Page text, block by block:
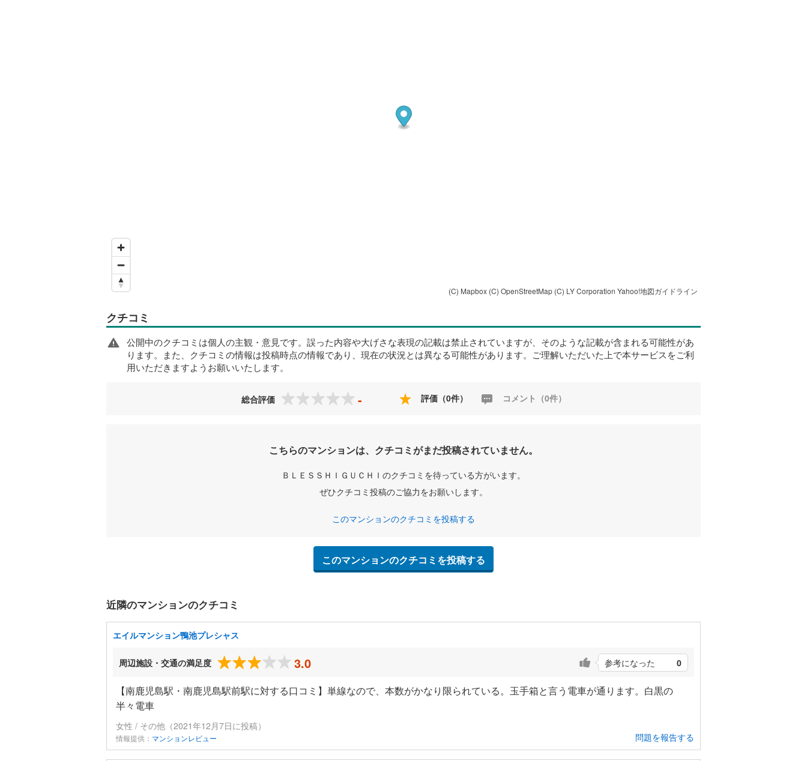
(C) Mapbox (C) OpenStreetMap (C) LY Corporation Yahoo!地図ガイドライン
クチコミ
公開中のクチコミは個人の主観・意見です。誤った内容や大げさな表現の記載は禁止されていますが、そのような記載が含まれる可能性があ
ります。また、クチコミの情報は投稿時点の情報であり、現在の状況とは異なる可能性があります。ご理解いただいた上で本サービスをご利
用いただきますようお願いいたします。
総合評価 - 評価（0件） コメント（0件）
こちらのマンションは、クチコミがまだ投稿されていません。
ＢＬＥＳＳＨＩＧＵＣＨＩのクチコミを待っている方がいます。
ぜひクチコミ投稿のご協力をお願いします。
このマンションのクチコミを投稿する
このマンションのクチコミを投稿する
近隣のマンションのクチコミ
エイルマンション鴨池プレシャス
周辺施設・交通の満足度 3.0 参考になった 0
【南鹿児島駅・南鹿児島駅前駅に対する口コミ】単線なので、本数がかなり限られている。玉手箱と言う電車が通ります。白黒の
半々電車
女性 / その他（2021年12月7日に投稿）
情報提供： マンションレビュー 問題を報告する